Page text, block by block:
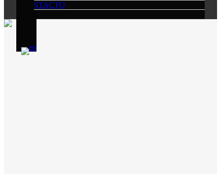
CONTACTO